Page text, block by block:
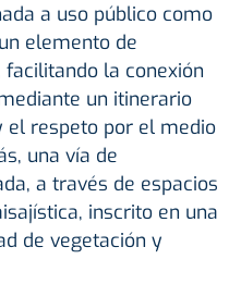
a uso público como
elemento de
la conexión
un itinerario
respeto por el medio
una vía de
a través de espacios
inscrito en una
de vegetación y